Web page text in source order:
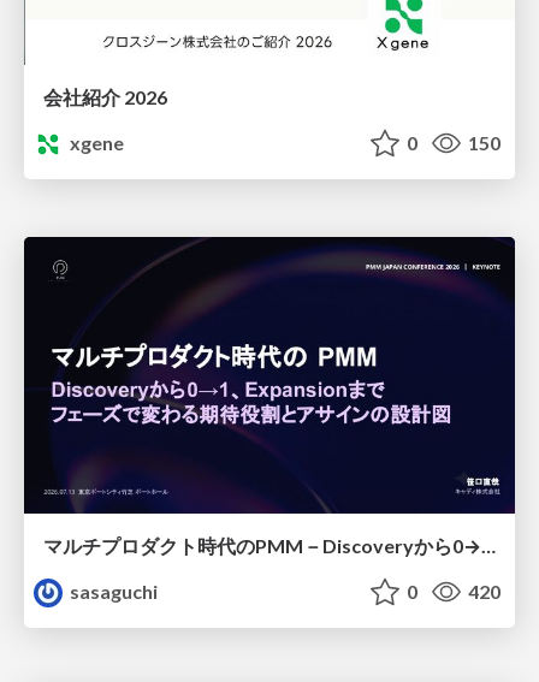
会社紹介 2026
xgene
0 150
sasaguchi
0 420